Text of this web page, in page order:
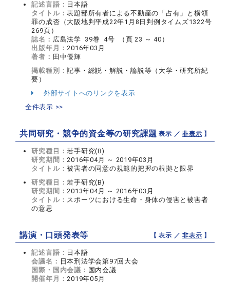
記述言語： 日本語
タイトル：表題部所有者による不動産の「占有」と横領
罪の成否（大阪地判平成22年1月8日判例タイムズ1322号
269頁）
誌名： 広島法学 39巻 4号 （頁 23 ～ 40）
出版年月：2016年03月
著者： 田中優輝
掲載種別：記事・総説・解説・論説等（大学・研究所紀
要）
外部サイトへのリンクを表示
全件表示 >>
共同研究・競争的資金等の研究課題【 表示 ／非表示 】
研究種目：若手研究(B)
研究期間：2016年04月 ～ 2019年03月
タイトル：被害者の同意の規範的把握の根拠と限界
研究種目：若手研究(B)
研究期間：2013年04月 ～ 2016年03月
タイトル： スポーツにおける生命・身体の侵害と被害者
の意思
講演・口頭発表等 【 表示 ／非表示 】
記述言語： 日本語
会議名： 日本刑法学会第97回大会
国際・国内会議： 国内会議
開催年月：2019年05月